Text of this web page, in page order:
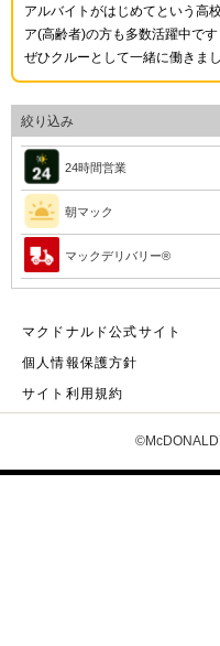
アルバイトがはじめてという高
ア(高齢者)の方も多数活躍中です
ぜひクルーとして一緒に働きま
絞り込み
24時間営業
朝マック
マックデリバリー®︎
マクドナルド公式サイト
個人情報保護方針
サイト利用規約